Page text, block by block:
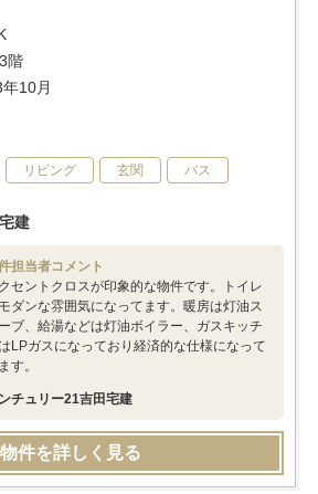
階
10月
リビング 玄関 バス
建
担当者コメント
セントクロスが印象的な物件です。トイレ
ダンな雰囲気になってます。暖房は灯油ス
ブ、給湯などは灯油ボイラー、ガスキッチ
LPガスになっており経済的な仕様になって
す。
チュリー21吉田宅建
物件を詳しく見る